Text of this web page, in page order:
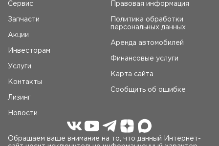
Сервис
Запчасти
Акции
Инвесторам
Услуги
Контакты
Лизинг
Новости
Правовая информация
Политика обработки
персональных данных
Аренда автомобилей
Финансовые услуги
Карта сайта
Сообщить об ошибке
Обращаем ваше внимание на то, что данный Интернет-